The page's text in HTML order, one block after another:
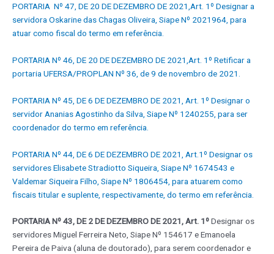
PORTARIA Nº 47, DE 20 DE DEZEMBRO DE 2021,Art. 1º Designar a
servidora Oskarine das Chagas Oliveira, Siape Nº 2021964, para
atuar como fiscal do termo em referência.
PORTARIA Nº 46, DE 20 DE DEZEMBRO DE 2021,Art. 1º Retificar a
portaria UFERSA/PROPLAN Nº 36, de 9 de novembro de 2021.
PORTARIA Nº 45, DE 6 DE DEZEMBRO DE 2021, Art. 1º Designar o
servidor Ananias Agostinho da Silva, Siape Nº 1240255, para ser
coordenador do termo em referência.
PORTARIA Nº 44, DE 6 DE DEZEMBRO DE 2021, Art.1º Designar os
servidores Elisabete Stradiotto Siqueira, Siape Nº 1674543 e
Valdemar Siqueira Filho, Siape Nº 1806454, para atuarem como
fiscais titular e suplente, respectivamente, do termo em referência.
PORTARIA Nº 43, DE 2 DE DEZEMBRO DE 2021, Art. 1ºDesignar os
servidores Miguel Ferreira Neto, Siape Nº 154617 e Emanoela
Pereira de Paiva (aluna de doutorado), para serem coordenador e